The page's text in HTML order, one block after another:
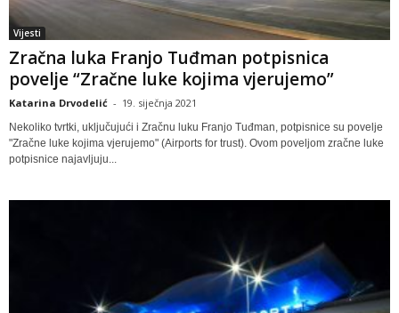
Vijesti
Zračna luka Franjo Tuđman potpisnica
povelje “Zračne luke kojima vjerujemo”
Katarina Drvodelić - 19. siječnja 2021
Nekoliko tvrtki, uključujući i Zračnu luku Franjo Tuđman, potpisnice su povelje
"Zračne luke kojima vjerujemo" (Airports for trust). Ovom poveljom zračne luke
potpisnice najavljuju...